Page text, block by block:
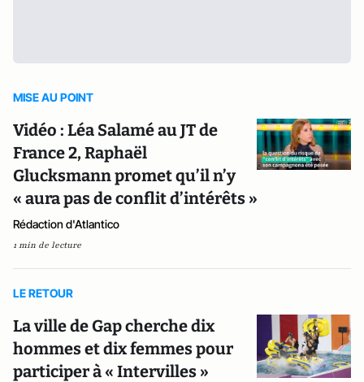
MISE AU POINT
Vidéo : Léa Salamé au JT de
France 2, Raphaël
Glucksmann promet qu’il n’y
« aura pas de conflit d’intérêts »
Rédaction d'Atlantico
1 min de lecture
LE RETOUR
La ville de Gap cherche dix
hommes et dix femmes pour
participer à « Intervilles »